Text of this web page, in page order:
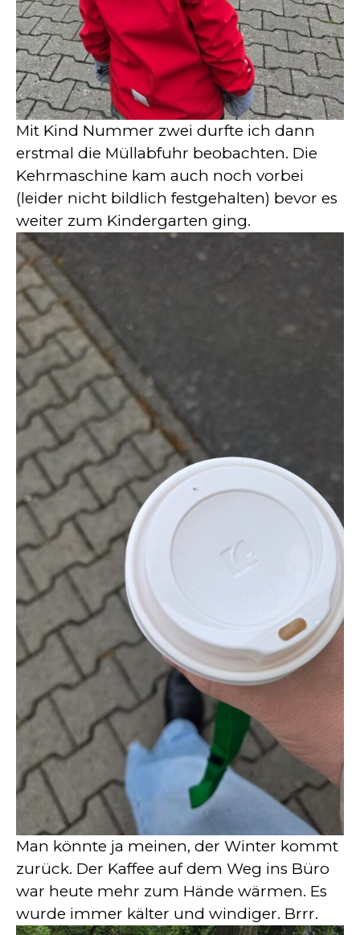
Mit Kind Nummer zwei durfte ich dann
erstmal die Müllabfuhr beobachten. Die
Kehrmaschine kam auch noch vorbei
(leider nicht bildlich festgehalten) bevor es
weiter zum Kindergarten ging.
Man könnte ja meinen, der Winter kommt
zurück. Der Kaffee auf dem Weg ins Büro
war heute mehr zum Hände wärmen. Es
wurde immer kälter und windiger. Brrr.